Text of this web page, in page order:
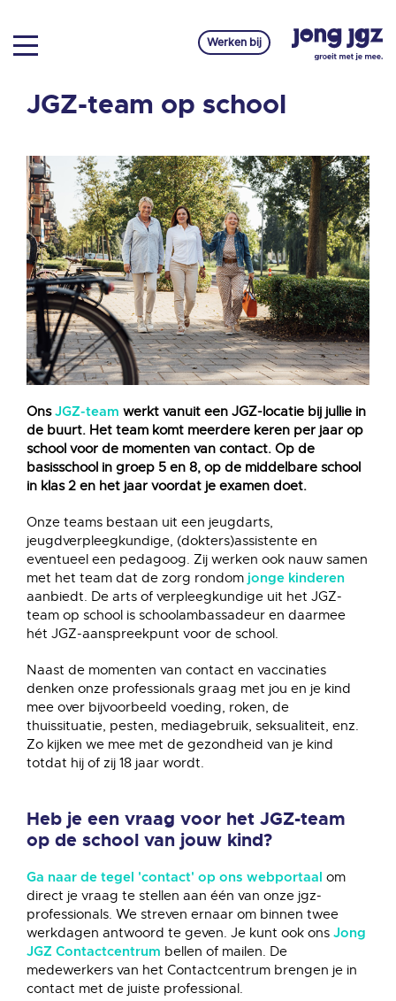
JGZ-team op school
Ons JGZ-team werkt vanuit een JGZ-locatie bij jullie in
de buurt. Het team komt meerdere keren per jaar op
school voor de momenten van contact. Op de
basisschool in groep 5 en 8, op de middelbare school
in klas 2 en het jaar voordat je examen doet.
Onze teams bestaan uit een jeugdarts,
jeugdverpleegkundige, (dokters)assistente en
eventueel een pedagoog. Zij werken ook nauw samen
met het team dat de zorg rondom jonge kinderen
aanbiedt. De arts of verpleegkundige uit het JGZ-
team op school is schoolambassadeur en daarmee
hét JGZ-aanspreekpunt voor de school.
Naast de momenten van contact en vaccinaties
denken onze professionals graag met jou en je kind
mee over bijvoorbeeld voeding, roken, de
thuissituatie, pesten, mediagebruik, seksualiteit, enz.
Zo kijken we mee met de gezondheid van je kind
totdat hij of zij 18 jaar wordt.
Heb je een vraag voor het JGZ-team
op de school van jouw kind?
Ga naar de tegel 'contact' op ons webportaal om
direct je vraag te stellen aan één van onze jgz-
professionals. We streven ernaar om binnen twee
werkdagen antwoord te geven. Je kunt ook ons Jong
JGZ Contactcentrum bellen of mailen. De
medewerkers van het Contactcentrum brengen je in
contact met de juiste professional.
Werken bij